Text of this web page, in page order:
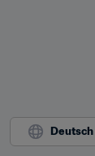
Deutsch